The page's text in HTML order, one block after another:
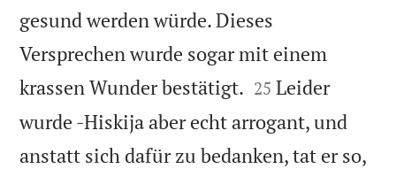
gesund werden würde. Dieses
Versprechen wurde sogar mit einem
krassen Wunder bestätigt. 

25 Leider
wurde -Hiskija aber echt arrogant, und
anstatt sich dafür zu bedanken, tat er so,